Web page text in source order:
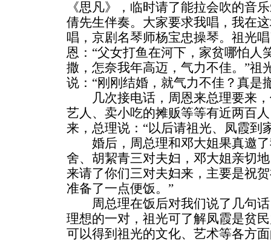
《思凡》，临时请了能拉会吹的音
倩先生伴奏。大家要求我唱，我在
唱，京剧名琴师杨宝忠操琴。祖光
恩：“父女打鱼在河下，家贫哪怕人
撒，怎奈我年高迈，气力不佳。”祖
说：“刚刚结婚，就气力不佳？真是
几次接电话，周恩来总理要来，
艺人、卖小吃的摊贩等等有近两百
来，总理说：“以后请祖光、凤霞到
婚后，周总理和邓大姐果真邀了
舍、胡絜青三对夫妇，邓大姐亲切
来请了你们三对夫妇来，主要是祝
准备了一点便饭。”
周总理在饭后对我们说了几句话
理想的一对，祖光可了解凤霞是贫
可以得到祖光的文化、艺术等各方